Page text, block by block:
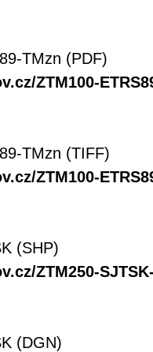
TMzn (PDF)
ZTM100-
TMzn (TIFF)
ZTM100-
(SHP)
ZTM250-
(DGN)